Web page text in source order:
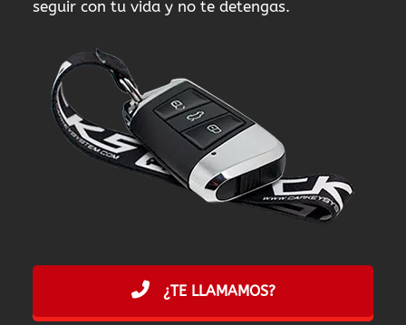
seguir con tu vida y no te detengas.
¿TE LLAMAMOS?